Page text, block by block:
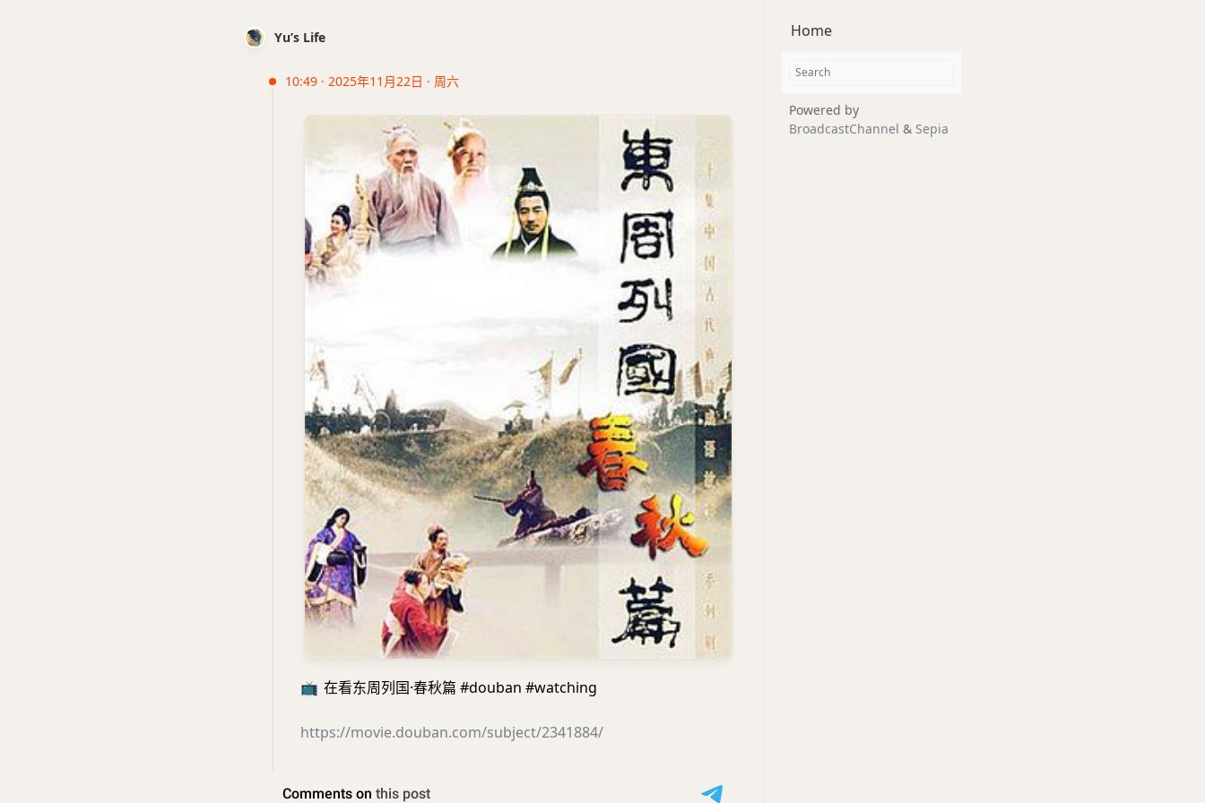
Yu’s Life
10:49 · 2025年11月22日 · 周六
📺 在看东周列国·春秋篇 #douban #watching
https://movie.douban.com/subject/2341884/
Home
Powered by
BroadcastChannel & Sepia